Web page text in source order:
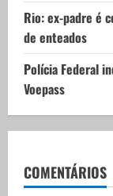
Rio: ex-padre é
de enteados
Polícia Federal
Voepass
COMENTÁRIOS